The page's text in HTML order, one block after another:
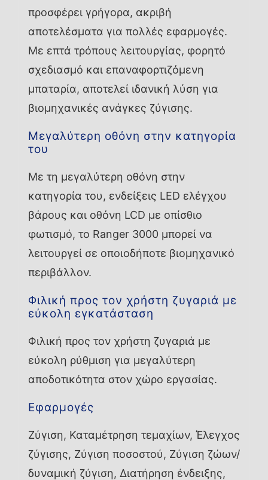
προσφέρει γρήγορα, ακριβή
αποτελέσματα για πολλές εφαρμογές.
Με επτά τρόπους λειτουργίας, φορητό
σχεδιασμό και επαναφορτιζόμενη
μπαταρία, αποτελεί ιδανική λύση για
βιομηχανικές ανάγκες ζύγισης.
Μεγαλύτερη οθόνη στην κατηγορία
του
Με τη μεγαλύτερη οθόνη στην
κατηγορία του, ενδείξεις LED ελέγχου
βάρους και οθόνη LCD με οπίσθιο
φωτισμό, το Ranger 3000 μπορεί να
λειτουργεί σε οποιοδήποτε βιομηχανικό
περιβάλλον.
Φιλική προς τον χρήστη ζυγαριά με
εύκολη εγκατάσταση
Φιλική προς τον χρήστη ζυγαριά με
εύκολη ρύθμιση για μεγαλύτερη
αποδοτικότητα στον χώρο εργασίας.
Εφαρμογές
Ζύγιση, Καταμέτρηση τεμαχίων, Έλεγχος
ζύγισης, Ζύγιση ποσοστού, Ζύγιση ζώων/
δυναμική ζύγιση, Διατήρηση ένδειξης,